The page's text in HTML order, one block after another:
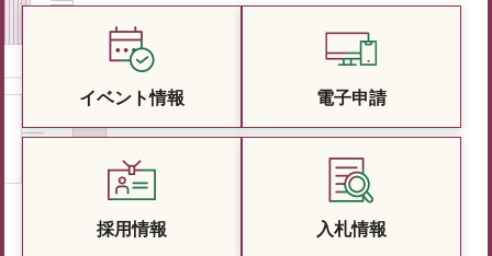
イベント情報 電子申請
採用情報 入札情報